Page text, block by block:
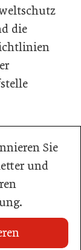
die
Sie
und